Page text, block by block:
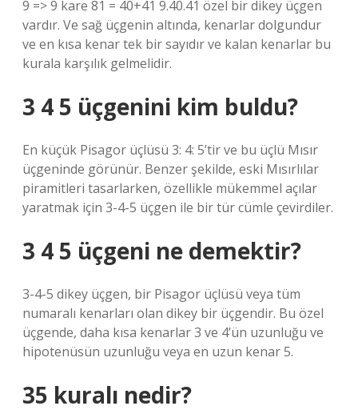
9 => 9 kare 81 = 40+41 9.40.41 özel bir dikey üçgen
vardır. Ve sağ üçgenin altında, kenarlar dolgundur
ve en kısa kenar tek bir sayıdır ve kalan kenarlar bu
kurala karşılık gelmelidir.
3 4 5 üçgenini kim buldu?
En küçük Pisagor üçlüsü 3: 4: 5’tir ve bu üçlü Mısır
üçgeninde görünür. Benzer şekilde, eski Mısırlılar
piramitleri tasarlarken, özellikle mükemmel açılar
yaratmak için 3-4-5 üçgen ile bir tür cümle çevirdiler.
3 4 5 üçgeni ne demektir?
3-4-5 dikey üçgen, bir Pisagor üçlüsü veya tüm
numaralı kenarları olan dikey bir üçgendir. Bu özel
üçgende, daha kısa kenarlar 3 ve 4’ün uzunluğu ve
hipotenüsün uzunluğu veya en uzun kenar 5.
35 kuralı nedir?